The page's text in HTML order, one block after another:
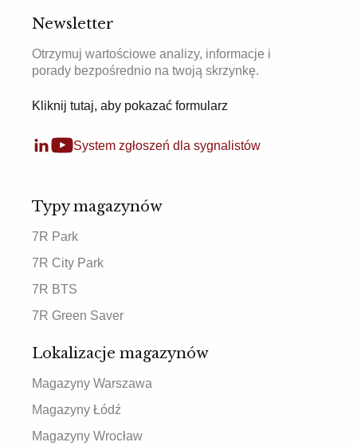
Newsletter
Otrzymuj wartościowe analizy, informacje i
porady bezpośrednio na twoją skrzynkę.
Kliknij tutaj, aby pokazać formularz
System zgłoszeń dla sygnalistów
Typy magazynów
7R Park
7R City Park
7R BTS
7R Green Saver
Lokalizacje magazynów
Magazyny Warszawa
Magazyny Łódź
Magazyny Wrocław